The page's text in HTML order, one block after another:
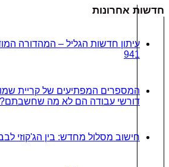
אחרונות
עיתון חדשות הגליל – המהדורה
941
דורשי עבודה הם לא מה שחשבתם?
חישוב מסלול מחדש: בין הג'קוזי